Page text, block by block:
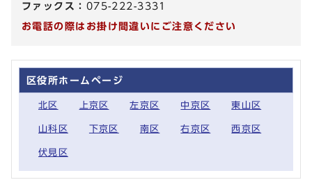
ファックス： 075-222-3331
お電話の際はお掛け間違いにご注意ください
区役所ホームページ
北区 上京区 左京区 中京区 東山区
山科区 下京区 南区 右京区 西京区
伏見区